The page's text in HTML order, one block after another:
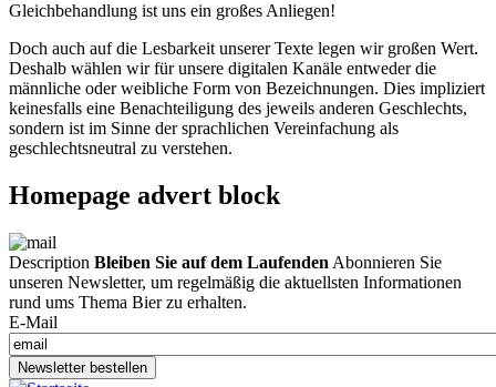
Gleichbehandlung ist uns ein großes Anliegen!
Doch auch auf die Lesbarkeit unserer Texte legen wir großen Wert.
Deshalb wählen wir für unsere digitalen Kanäle entweder die
männliche oder weibliche Form von Bezeichnungen. Dies impliziert
keinesfalls eine Benachteiligung des jeweils anderen Geschlechts,
sondern ist im Sinne der sprachlichen Vereinfachung als
geschlechtsneutral zu verstehen.
Homepage advert block
Description Bleiben Sie auf dem Laufenden Abonnieren Sie
unseren Newsletter, um regelmäßig die aktuellsten Informationen
rund ums Thema Bier zu erhalten.
E-Mail
Newsletter bestellen